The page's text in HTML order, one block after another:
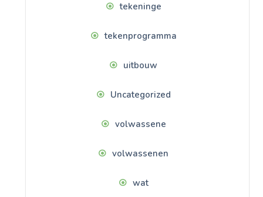
tekeninge
tekenprogramma
uitbouw
Uncategorized
volwassene
volwassenen
wat